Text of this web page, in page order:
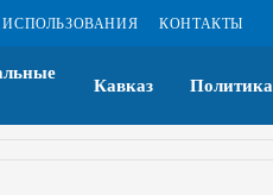
КОНТАКТЫ
Кавказ Политика